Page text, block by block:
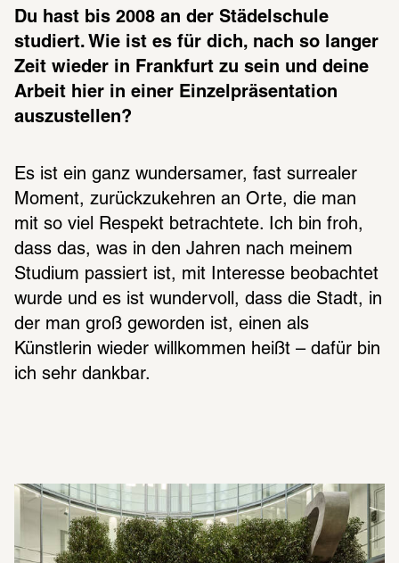
Du hast bis 2008 an der Städelschule
studiert. Wie ist es für dich, nach so langer
Zeit wieder in Frankfurt zu sein und deine
Arbeit hier in einer Einzelpräsentation
auszustellen?
Es ist ein ganz wundersamer, fast surrealer
Moment, zurückzukehren an Orte, die man
mit so viel Respekt betrachtete. Ich bin froh,
dass das, was in den Jahren nach meinem
Studium passiert ist, mit Interesse beobachtet
wurde und es ist wundervoll, dass die Stadt, in
der man groß geworden ist, einen als
Künstlerin wieder willkommen heißt – dafür bin
ich sehr dankbar.